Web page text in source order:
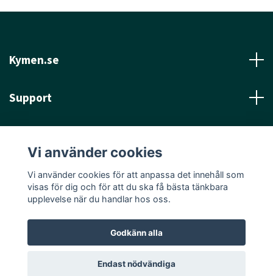
Kymen.se
Support
Sociala medier
© 2026 Kymen.se
Vi använder cookies
Vi använder cookies för att anpassa det innehåll som
visas för dig och för att du ska få bästa tänkbara
upplevelse när du handlar hos oss.
Godkänn alla
Endast nödvändiga